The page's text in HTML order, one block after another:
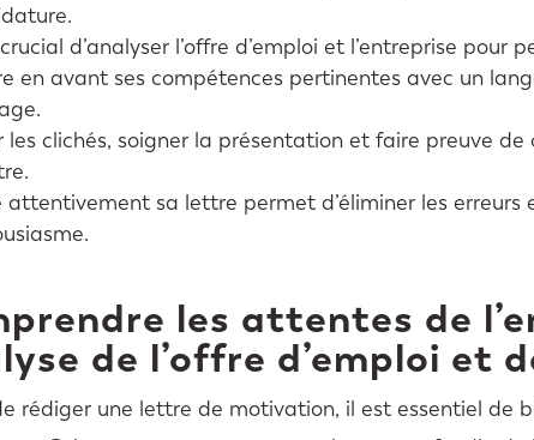
d’analyser l’offre d’emploi et l’entreprise pour
en avant ses compétences pertinentes avec un
les clichés, soigner la présentation et faire preuve
attentivement sa lettre permet d’éliminer les erreurs
les attentes de
de l’offre d’emploi et
rédiger une lettre de motivation, il est essentiel de